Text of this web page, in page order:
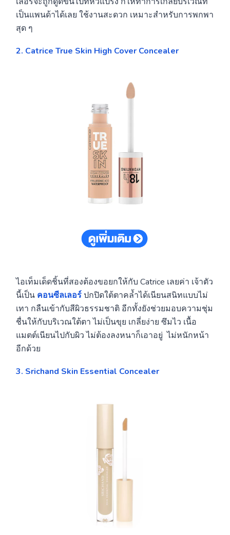
เป็นแพนด้าได้เลย ใช้งานสะดวก เหมาะสำหรับการพกพา
สุด ๆ
2. Catrice True Skin High Cover Concealer
ไอเท็มเด็ดชิ้นที่สองต้องขอยกให้กับ Catrice เลยค่า เจ้าตัว
นี้เป็น คอนซีลเลอร์ปกปิดใต้ตาคล้ำได้เนียนสนิทแบบไม่
เทา กลืนเข้ากับสีผิวธรรมชาติ อีกทั้งยังช่วยมอบความชุ่ม
ชื่นให้กับบริเวณใต้ตา ไม่เป็นขุย เกลี่ยง่าย ซึมไว เนื้อ
แมตต์เนียนไปกับผิว ไม่ต้องลงหนาก็เอาอยู่ ไม่หนักหน้า
อีกด้วย
3. Srichand Skin Essential Concealer